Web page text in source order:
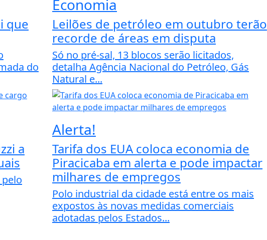
que
do
Economia
Leilões de petróleo em outubro terão
recorde de áreas em disputa
Só no pré-sal, 13 blocos serão licitados,
detalha Agência Nacional do Petróleo, Gás
Natural e...
a
Alerta!
Tarifa dos EUA coloca economia de
Piracicaba em alerta e pode impactar
milhares de empregos
Polo industrial da cidade está entre os mais
expostos às novas medidas comerciais
adotadas pelos Estados...